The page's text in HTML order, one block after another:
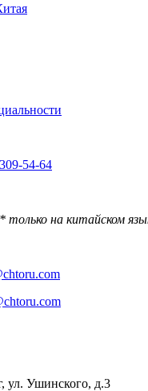
54-64
* только на китайском
ул. Ушинского, д.3